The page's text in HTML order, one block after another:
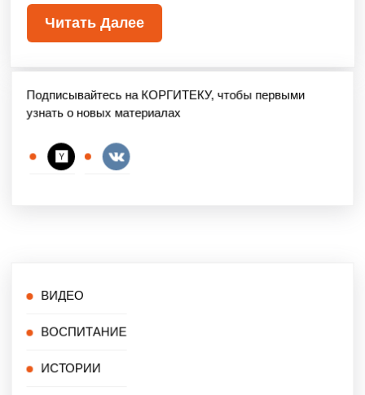
Читать Далее
Подписывайтесь на КОРГИТЕКУ, чтобы первыми
узнать о новых материалах
ВИДЕО
ВОСПИТАНИЕ
ИСТОРИИ